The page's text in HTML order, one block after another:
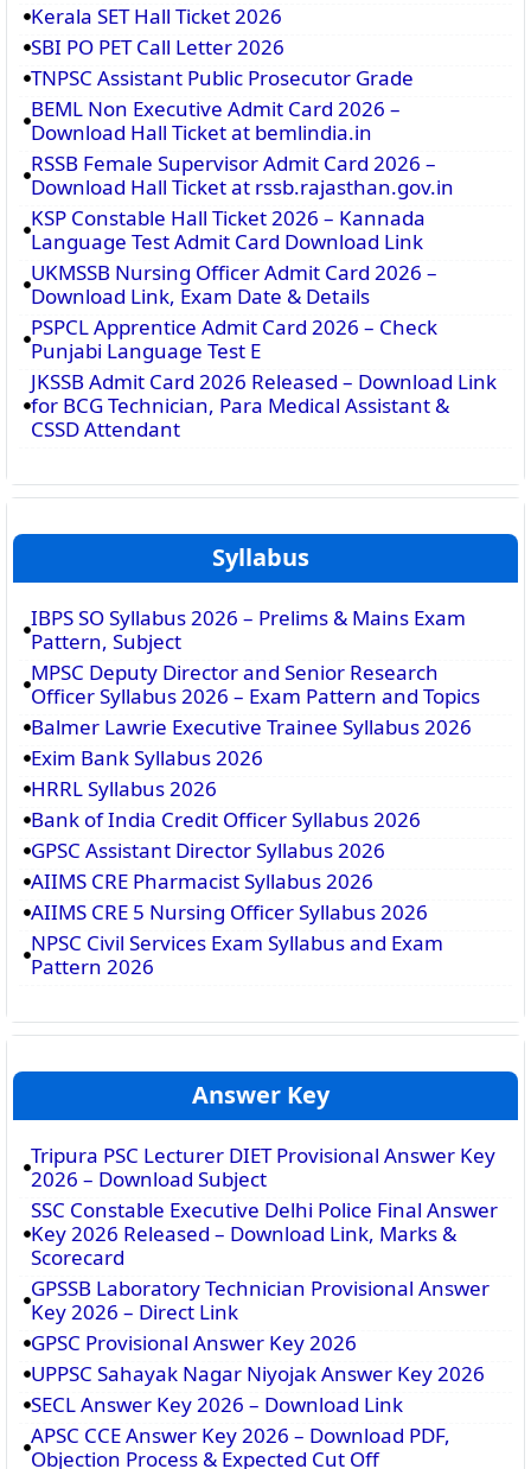
Kerala SET Hall Ticket 2026
SBI PO PET Call Letter 2026
TNPSC Assistant Public Prosecutor Grade
BEML Non Executive Admit Card 2026 –
Download Hall Ticket at bemlindia.in
RSSB Female Supervisor Admit Card 2026 –
Download Hall Ticket at rssb.rajasthan.gov.in
KSP Constable Hall Ticket 2026 – Kannada
Language Test Admit Card Download Link
UKMSSB Nursing Officer Admit Card 2026 –
Download Link, Exam Date & Details
PSPCL Apprentice Admit Card 2026 – Check
Punjabi Language Test E
JKSSB Admit Card 2026 Released – Download Link
for BCG Technician, Para Medical Assistant &
CSSD Attendant
Syllabus
IBPS SO Syllabus 2026 – Prelims & Mains Exam
Pattern, Subject
MPSC Deputy Director and Senior Research
Officer Syllabus 2026 – Exam Pattern and Topics
Balmer Lawrie Executive Trainee Syllabus 2026
Exim Bank Syllabus 2026
HRRL Syllabus 2026
Bank of India Credit Officer Syllabus 2026
GPSC Assistant Director Syllabus 2026
AIIMS CRE Pharmacist Syllabus 2026
AIIMS CRE 5 Nursing Officer Syllabus 2026
NPSC Civil Services Exam Syllabus and Exam
Pattern 2026
Answer Key
Tripura PSC Lecturer DIET Provisional Answer Key
2026 – Download Subject
SSC Constable Executive Delhi Police Final Answer
Key 2026 Released – Download Link, Marks &
Scorecard
GPSSB Laboratory Technician Provisional Answer
Key 2026 – Direct Link
GPSC Provisional Answer Key 2026
UPPSC Sahayak Nagar Niyojak Answer Key 2026
SECL Answer Key 2026 – Download Link
APSC CCE Answer Key 2026 – Download PDF,
Objection Process & Expected Cut Off